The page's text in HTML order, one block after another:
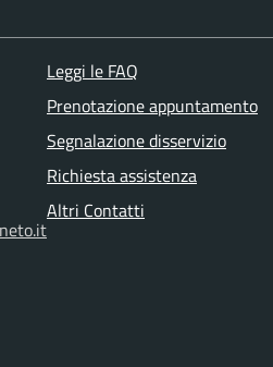
Leggi le FAQ
Prenotazione appuntamento
Segnalazione disservizio
Richiesta assistenza
Altri Contatti